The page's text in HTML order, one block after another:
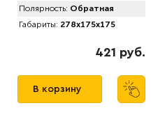
Полярность: Обратная
Габариты: 278x175x175
421 руб.
В корзину